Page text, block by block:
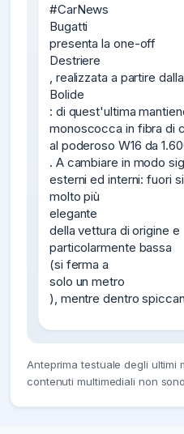
#CarNews
Bugatti
presenta la one-off
Destriere
, realizzata a partire
Bolide
: di quest'ultima
monoscocca in fibra di
al poderoso W16 da
. A cambiare in modo
esterni ed interni: fuori
molto più
elegante
della vettura di origine e
particolarmente bassa
(si ferma a
solo un metro
), mentre dentro
Anteprima testuale degli ultimi
contenuti multimediali non